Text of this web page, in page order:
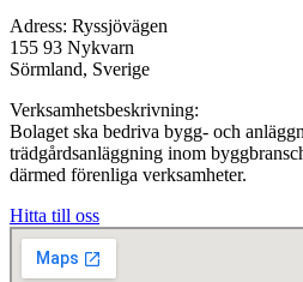
Adress: Ryssjövägen
155 93 Nykvarn
Sörmland, Sverige
Verksamhetsbeskrivning:
Bolaget ska bedriva bygg- och
trädgårdsanläggning inom
därmed förenliga verksamheter.
Hitta till oss